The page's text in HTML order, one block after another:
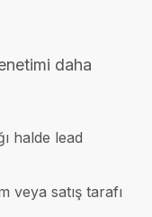
daha
halde lead
veya satış tarafı